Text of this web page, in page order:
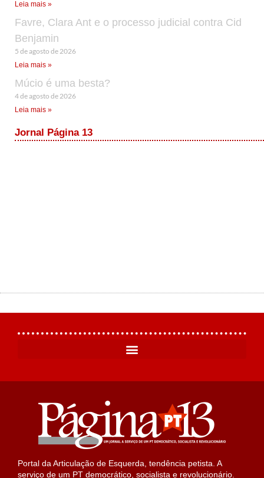
Leia mais »
Favre, Clara Ant e o processo judicial contra Cid
Benjamin
5 de agosto de 2026
Leia mais »
Múcio é uma besta?
4 de agosto de 2026
Leia mais »
Jornal Página 13
Portal da Articulação de Esquerda, tendência petista. A
serviço de um PT democrático, socialista e revolucionário.